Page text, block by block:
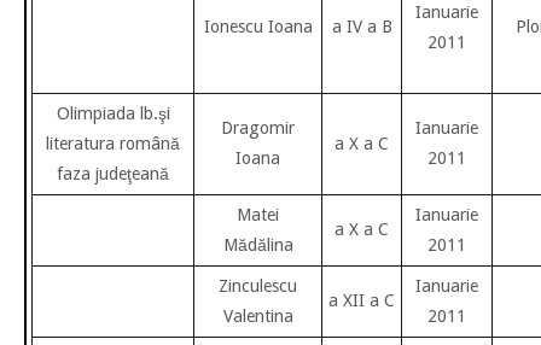
Ionescu Ioana a IV a B
Ianuarie
2011
Olimpiada lb.şi
literatura română
faza judeţeană
Dragomir
Ioana
a X a C
Ianuarie
2011
Matei
Mădălina
a X a C
Ianuarie
2011
Zinculescu
Valentina
a XII a C
Ianuarie
2011